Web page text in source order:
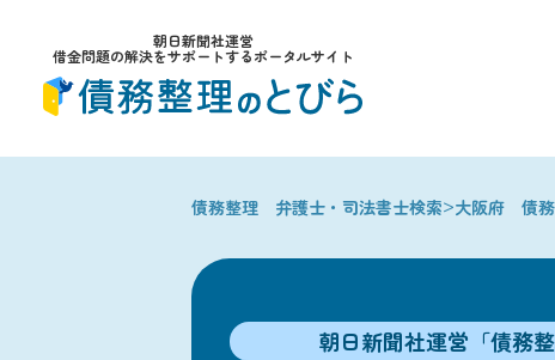
朝日新聞社運営
借金問題の解決をサポートするポータルサイト
債務整理 弁護士・司法書士検索>大阪府 債
朝日新聞社運営「債務